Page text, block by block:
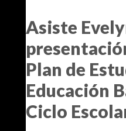
Asiste
Plan de
Educación
Ciclo